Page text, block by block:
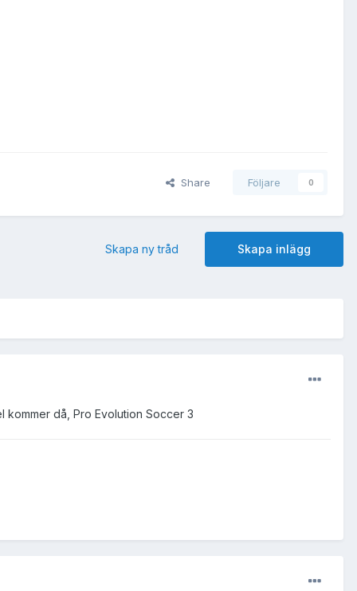
Share Följare 0
Skapa inlägg
Skapa ny tråd
kommer då, Pro Evolution Soccer 3